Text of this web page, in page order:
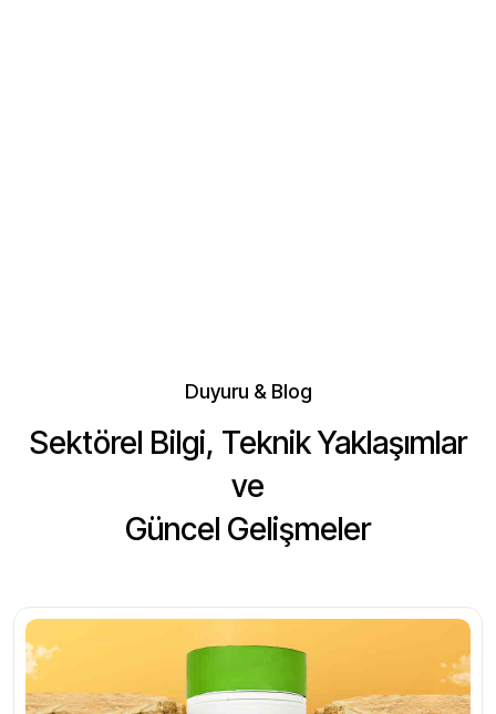
Duyuru & Blog
Sektörel Bilgi, Teknik Yaklaşımlar
ve
Güncel Gelişmeler